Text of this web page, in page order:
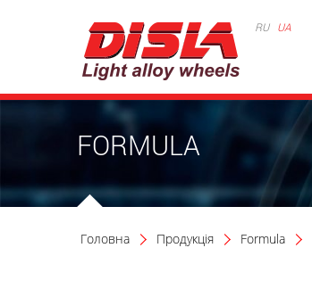
RU UA
FORMULA
Головна Продукція Formula